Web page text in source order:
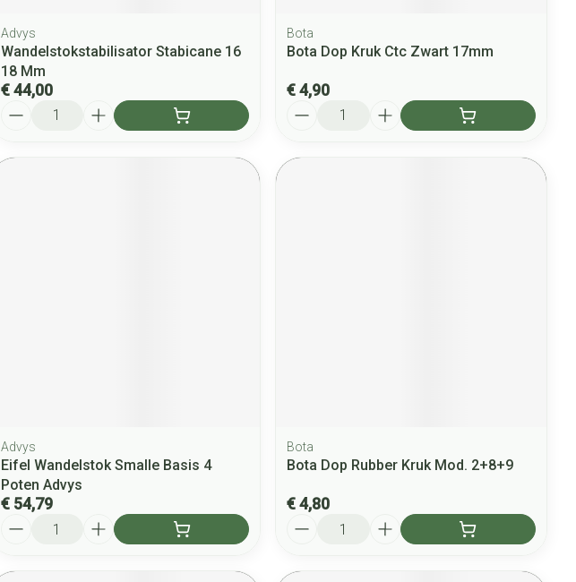
Advys
Wandelstokstabilisator Stabicane 16
18 Mm
€ 44,00
Bota
Bota Dop Kruk Ctc Zwart 17mm
€ 4,90
Advys
Eifel Wandelstok Smalle Basis 4
Poten Advys
€ 54,79
Bota
Bota Dop Rubber Kruk Mod. 2+8+9
€ 4,80